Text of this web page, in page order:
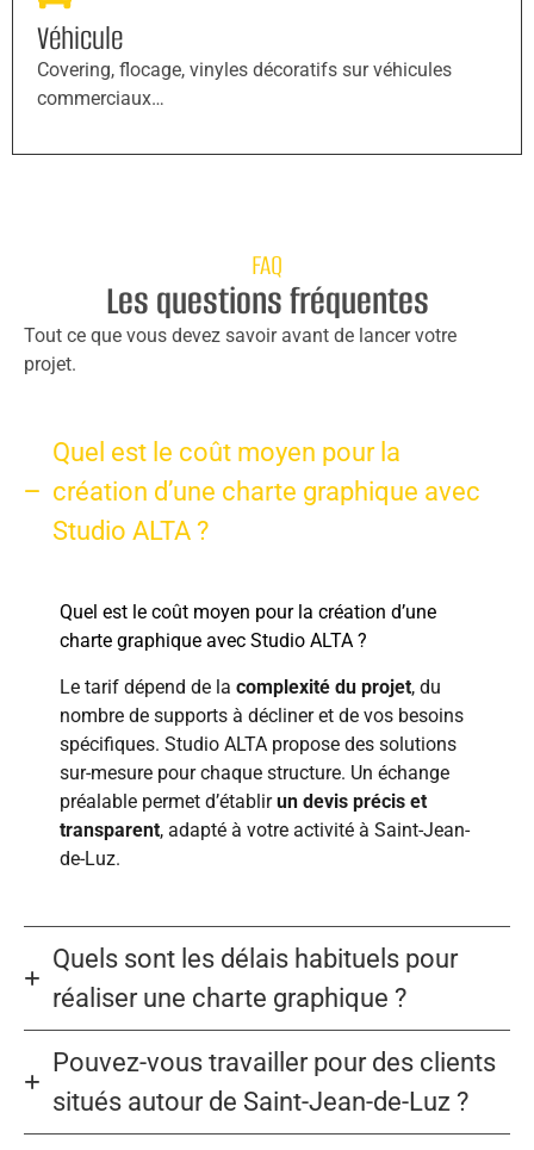
Véhicule
Covering, flocage, vinyles décoratifs sur véhicules
commerciaux…
FAQ
Les questions fréquentes
Tout ce que vous devez savoir avant de lancer votre
projet.
Quel est le coût moyen pour la
création d’une charte graphique avec
Studio ALTA ?
Quel est le coût moyen pour la création d’une
charte graphique avec Studio ALTA ?
Le tarif dépend de la complexité du projet, du
nombre de supports à décliner et de vos besoins
spécifiques. Studio ALTA propose des solutions
sur-mesure pour chaque structure. Un échange
préalable permet d’établirun devis précis et
transparent, adapté à votre activité à Saint-Jean-
de-Luz.
Quels sont les délais habituels pour
réaliser une charte graphique ?
Pouvez-vous travailler pour des clients
situés autour de Saint-Jean-de-Luz ?